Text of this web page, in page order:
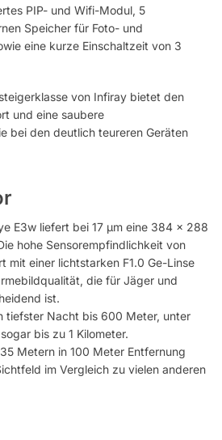
PIP- und Wifi-Modul, 5
Speicher für Foto- und
eine kurze Einschaltzeit von 3
von Infiray bietet den
und eine saubere
bei den deutlich teureren Geräten
E3w liefert bei 17 µm eine 384 x 288
hohe Sensorempfindlichkeit von
mit einer lichtstarken F1.0 Ge-Linse
die für Jäger und
ist.
tiefster Nacht bis 600 Meter, unter
bis zu 1 Kilometer.
Metern in 100 Meter Entfernung
im Vergleich zu vielen anderen